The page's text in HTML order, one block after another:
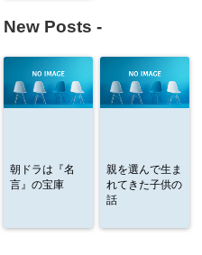
New Posts -
朝ドラは『名
言』の宝庫
親を選んで生ま
れてきた子供の
話